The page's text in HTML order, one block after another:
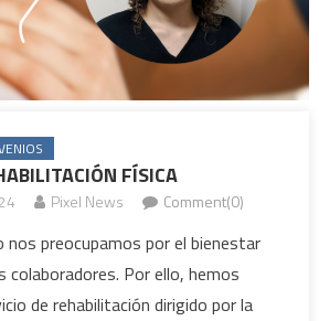
FÍSICA
Pixel News Comment(0)
nos preocupamos por el bienestar
Por ello, hemos
de rehabilitación dirigido por la